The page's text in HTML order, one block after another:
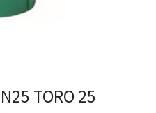
TORO 25